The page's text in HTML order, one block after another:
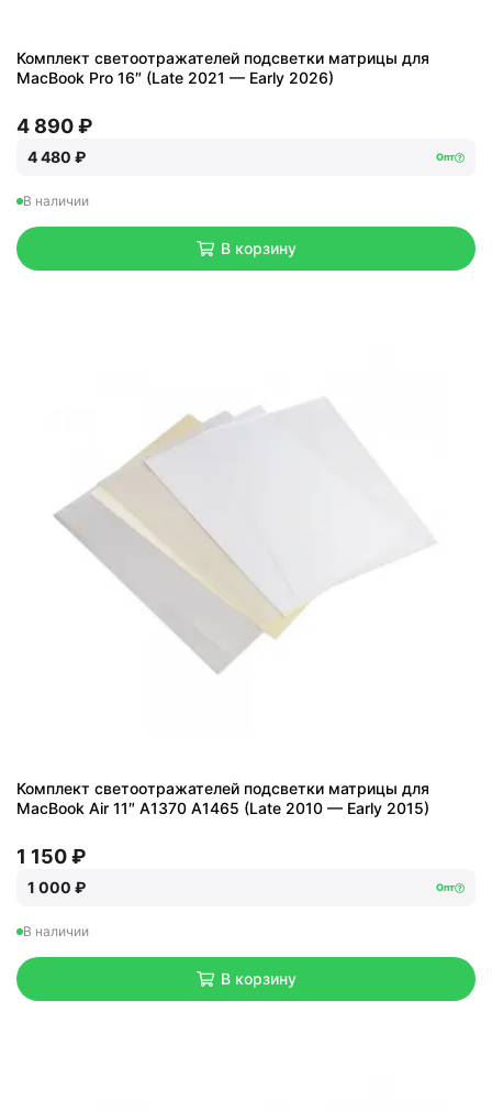
Комплект светоотражателей подсветки матрицы для
MacBook Pro 16″ (Late 2021 — Early 2026)
4 890 ₽
4 480 ₽ Опт
В наличии
В корзину
Комплект светоотражателей подсветки матрицы для
MacBook Air 11″ A1370 A1465 (Late 2010 — Early 2015)
1 150 ₽
1 000 ₽ Опт
В наличии
В корзину